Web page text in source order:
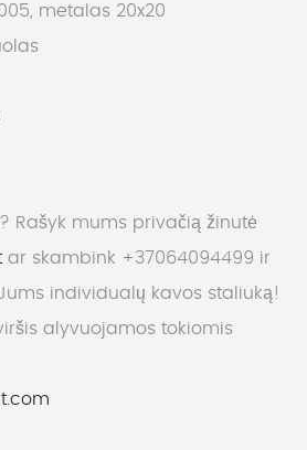
metalas 20x20
Rašyk mums privačią žinutė
ar skambink +37064094499 ir
individualų kavos staliuką!
alyvuojamos tokiomis